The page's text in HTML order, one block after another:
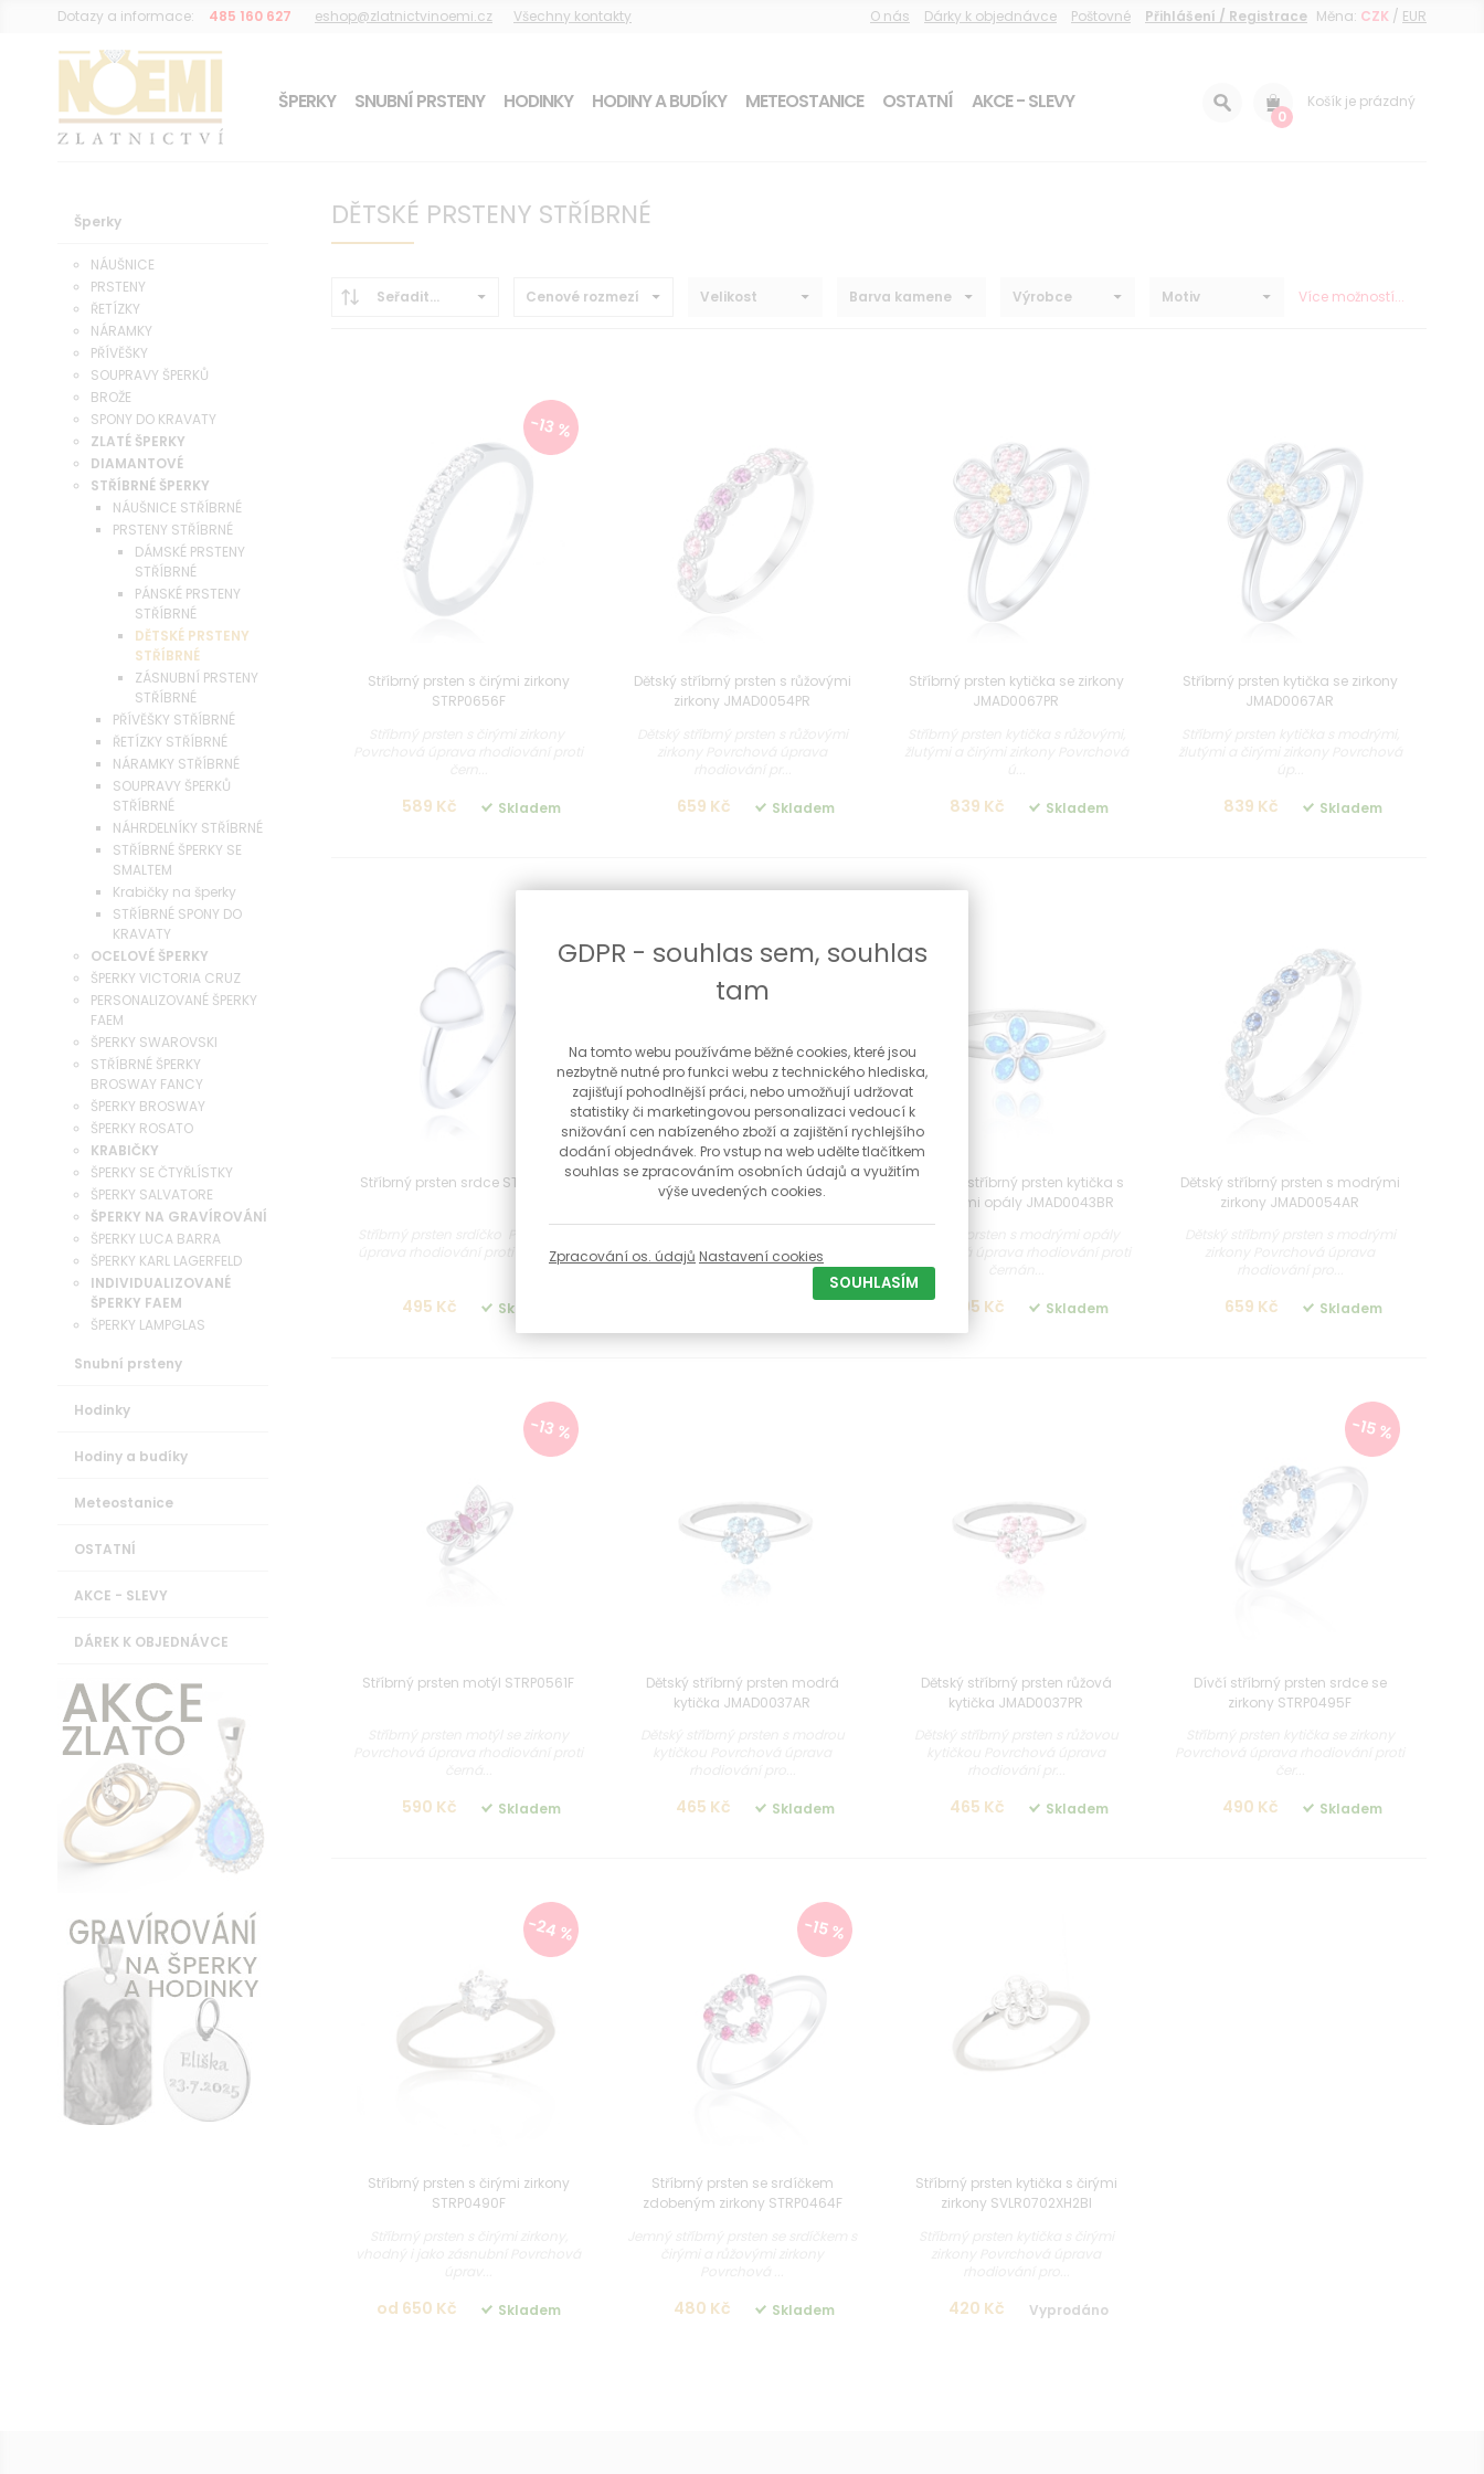
Dotazy a informace: 485 160 627 eshop@zlatnictvinoemi.cz Všechny kontakty O nás Dárky k objednávce Poštovné Přihlášení / Registrace Měna: CZK / EUR
0
Košík je prázdný
ŠPERKY SNUBNÍ PRSTENY HODINKY HODINY A BUDÍKY METEOSTANICE OSTATNÍ
AKCE - SLEVY
Šperky
NÁUŠNICE
PRSTENY
ŘETÍZKY
NÁRAMKY
PŘÍVĚŠKY
SOUPRAVY ŠPERKŮ
BROŽE
SPONY DO KRAVATY
ZLATÉ ŠPERKY
DIAMANTOVÉ
STŘÍBRNÉ ŠPERKY
NÁUŠNICE STŘÍBRNÉ
PRSTENY STŘÍBRNÉ
DÁMSKÉ PRSTENY
STŘÍBRNÉ
PÁNSKÉ PRSTENY
STŘÍBRNÉ
DĚTSKÉ PRSTENY
STŘÍBRNÉ
ZÁSNUBNÍ PRSTENY
STŘÍBRNÉ
PŘÍVĚŠKY STŘÍBRNÉ
ŘETÍZKY STŘÍBRNÉ
NÁRAMKY STŘÍBRNÉ
SOUPRAVY ŠPERKŮ
STŘÍBRNÉ
NÁHRDELNÍKY STŘÍBRNÉ
STŘÍBRNÉ ŠPERKY SE
SMALTEM
Krabičky na šperky
STŘÍBRNÉ SPONY DO
KRAVATY
OCELOVÉ ŠPERKY
ŠPERKY VICTORIA CRUZ
PERSONALIZOVANÉ ŠPERKY
FAEM
ŠPERKY SWAROVSKI
STŘÍBRNÉ ŠPERKY
BROSWAY FANCY
ŠPERKY BROSWAY
ŠPERKY ROSATO
KRABIČKY
ŠPERKY SE ČTYŘLÍSTKY
ŠPERKY SALVATORE
ŠPERKY NA GRAVÍROVÁNÍ
ŠPERKY LUCA BARRA
ŠPERKY KARL LAGERFELD
INDIVIDUALIZOVANÉ
ŠPERKY FAEM
ŠPERKY LAMPGLAS
Snubní prsteny
Hodinky
Hodiny a budíky
Meteostanice
OSTATNÍ
AKCE - SLEVY
DÁREK K OBJEDNÁVCE
DĚTSKÉ PRSTENY STŘÍBRNÉ
Seřadit... Cenové rozmezí Velikost Barva kamene Výrobce Motiv Více možností...
-13 %
Stříbrný prsten s čirými zirkony
STRP0656F
589 Kč Skladem
Dětský stříbrný prsten s růžovými
zirkony JMAD0054PR
659 Kč Skladem
Stříbrný prsten kytička se zirkony
JMAD0067PR
839 Kč Skladem
Stříbrný prsten kytička se zirkony
JMAD0067AR
839 Kč Skladem
Stříbrný prsten srdce STRP0655F
úprava rhodiování proti černání ...
495 Kč Skladem
Stříbrný prsten kytička s bílým
opálem STRP0654F
opálem Povrchová úprava
rhodiování proti...
Dámský stříbrný prsten kytička s
modrými opály JMAD0043BR
495 Kč Skladem
Dětský stříbrný prsten s modrými
zirkony JMAD0054AR
659 Kč Skladem
-13 %
Stříbrný prsten motýl STRP0561F
590 Kč Skladem
Dětský stříbrný prsten modrá
kytička JMAD0037AR
465 Kč Skladem
Dětský stříbrný prsten růžová
kytička JMAD0037PR
465 Kč Skladem
-15 %
Dívčí stříbrný prsten srdce se
zirkony STRP0495F
490 Kč Skladem
-24 %
Stříbrný prsten s čirými zirkony
STRP0490F
od 650 Kč Skladem
-15 %
Stříbrný prsten se srdíčkem
zdobeným zirkony STRP0464F
480 Kč Skladem
Stříbrný prsten kytička s čirými
zirkony SVLR0702XH2BI
420 Kč Vyprodáno
GDPR - souhlas sem, souhlas
tam
Na tomto webu používáme běžné cookies, které jsou
nezbytně nutné pro funkci webu z technického hlediska,
zajišťují pohodlnější práci, nebo umožňují udržovat
statistiky či marketingovou personalizaci vedoucí k
snižování cen nabízeného zboží a zajištění rychlejšího
dodání objednávek. Pro vstup na web udělte tlačítkem
souhlas se zpracováním osobních údajů a využitím
výše uvedených cookies.
Zpracování os. údajů Nastavení cookies
SOUHLASÍM